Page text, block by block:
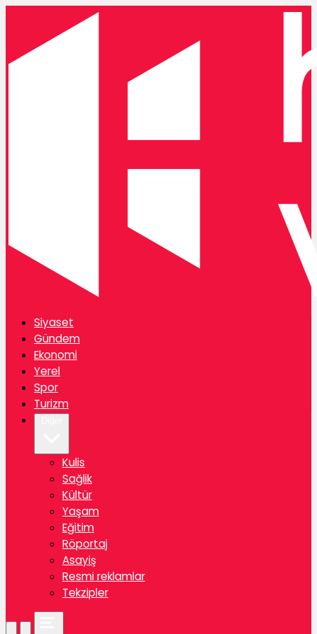
Siyaset
Gündem
Ekonomi
Yerel
Spor
Turizm
Kulis
Sağlik
Kültür
Yaşam
Eğitim
Röportaj
Asayiş
Resmi reklamlar
Tekzipler